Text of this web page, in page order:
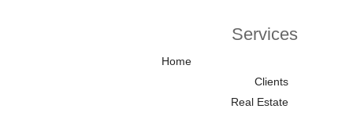
Services
Home
Clients
Real Estate